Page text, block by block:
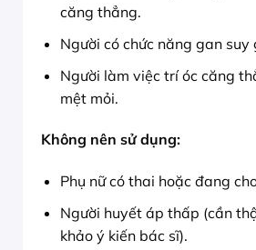
căng thẳng.
Người có chức năng gan suy
Người làm việc trí óc căng
mệt mỏi.
Không nên sử dụng:
Phụ nữ có thai hoặc đang
Người huyết áp thấp (cần
khảo ý kiến bác sĩ).